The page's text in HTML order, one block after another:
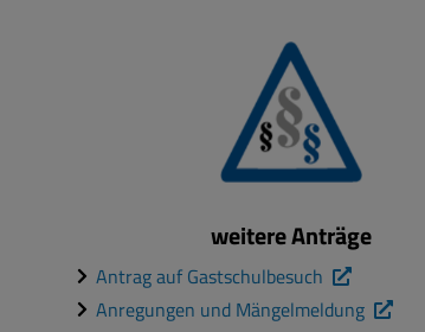
weitere Anträge
Antrag auf Gastschulbesuch
Anregungen und Mängelmeldung